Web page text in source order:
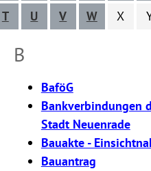
T U V W X
B
BaföG
Bankverbindungen
Stadt Neuenrade
Bauakte -
Bauantrag